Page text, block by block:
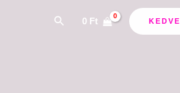
Search
0 Ft